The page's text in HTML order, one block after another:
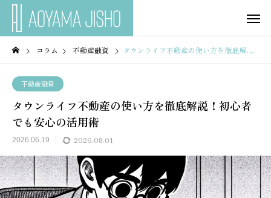
コラム 不動産融資 タウンライフ不動産の使い方を徹底解説！初心者でも安心の活用術
不動産融資
タウンライフ不動産の使い方を徹底解説！初心者
でも安心の活用術
2026.06.19 2026.08.01